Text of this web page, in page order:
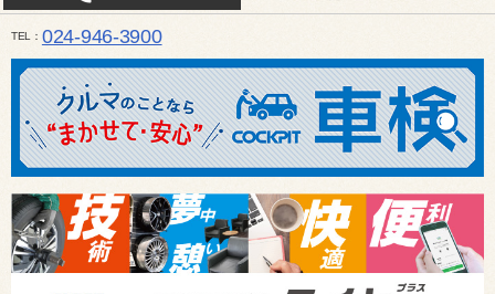
TEL 024-946-3900
平日 9:30～19:00 日・祝日 9:30～18:00 / 定休日：毎週火曜日・繁忙期（4月・12月）を除
ご確認ください。